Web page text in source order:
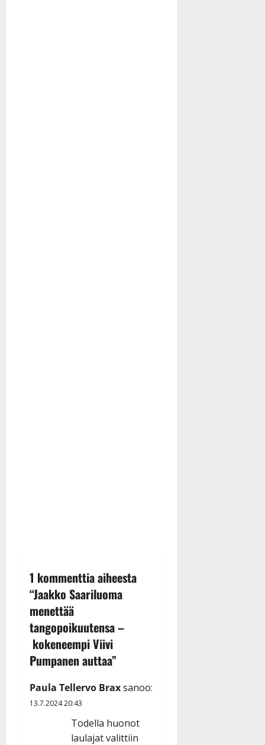
1 kommenttia aiheesta
“Jaakko Saariluoma
menettää
tangopoikuutensa –
kokeneempi Viivi
Pumpanen auttaa”
Paula Tellervo Braxsanoo:
13.7.2024 20:43
Todella huonot
laulajat valittiin